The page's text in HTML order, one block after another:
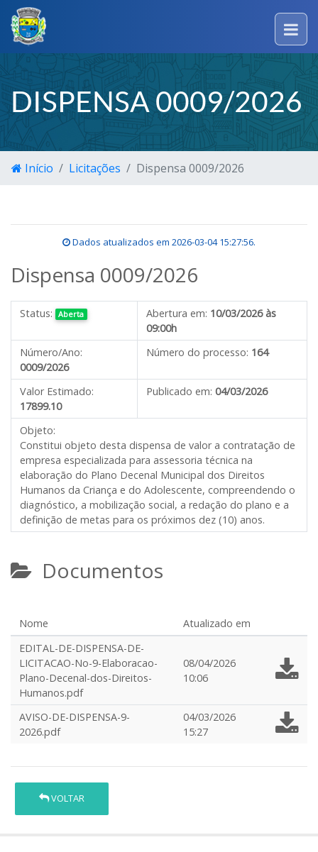
DISPENSA 0009/2026
Início Licitações Dispensa 0009/2026
Dados atualizados em 2026-03-04 15:27:56.
Dispensa 0009/2026
Status: Aberta Abertura em: 10/03/2026 às
09:00h
Número/Ano:
0009/2026
Número do processo: 164
Valor Estimado:
17899.10
Publicado em: 04/03/2026
Objeto:
Constitui objeto desta dispensa de valor a contratação de
empresa especializada para assessoria técnica na
elaboração do Plano Decenal Municipal dos Direitos
Humanos da Criança e do Adolescente, compreendendo o
diagnóstico, a mobilização social, a redação do plano e a
definição de metas para os próximos dez (10) anos.
Documentos
Nome
Atualizado em
EDITAL-DE-DISPENSA-DE-
LICITACAO-No-9-Elaboracao-
Plano-Decenal-dos-Direitos-
Humanos.pdf
08/04/2026
10:06
AVISO-DE-DISPENSA-9-
2026.pdf
04/03/2026
15:27
VOLTAR